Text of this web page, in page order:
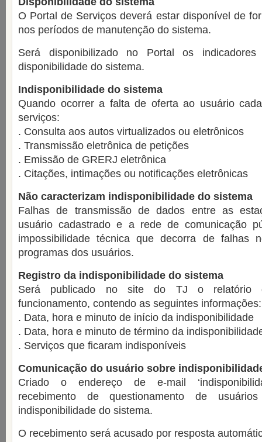
O Portal de Serviços deverá estar disponível de
nos períodos de manutenção do sistema.
Será disponibilizado no Portal os
disponibilidade do sistema.
Indisponibilidade do sistema
Quando ocorrer a falta de oferta ao usuário
serviços:
. Consulta aos autos virtualizados ou eletrônicos
. Transmissão eletrônica de petições
. Emissão de GRERJ eletrônica
. Citações, intimações ou notificações eletrônicas
Não caracterizam indisponibilidade do sistema
Falhas de transmissão de dados entre as
usuário cadastrado e a rede de comunicação
impossibilidade técnica que decorra de falhas
programas dos usuários.
Registro da indisponibilidade do sistema
Será publicado no site do TJ o relatório
funcionamento, contendo as seguintes informações:
. Data, hora e minuto de início da indisponibilidade
. Data, hora e minuto de término da
. Serviços que ficaram indisponíveis
Comunicação do usuário sobre
Criado o endereço de e-mail
recebimento de questionamento de
indisponibilidade do sistema.
O recebimento será acusado por resposta